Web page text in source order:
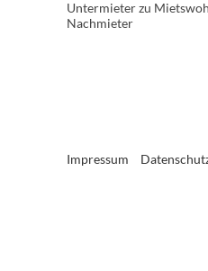
Untermieterzu
Nachmieter
Impressum